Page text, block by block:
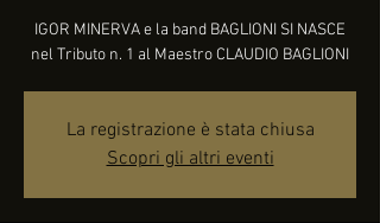
IGOR MINERVA e la band BAGLIONI SI NASCE
nel Tributo n. 1 al Maestro CLAUDIO BAGLIONI
La registrazione è stata chiusa
Scopri gli altri eventi